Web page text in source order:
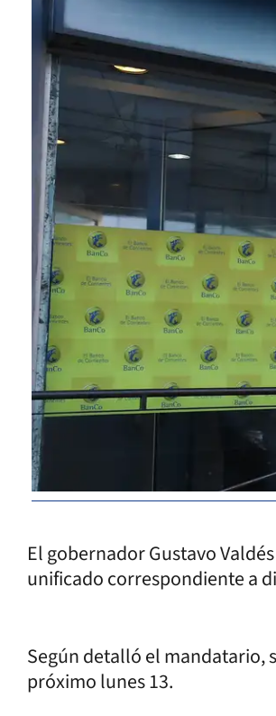
El gobernador Gustavo
unificado correspondiente a
Según detalló el mandatario,
próximo lunes 13.